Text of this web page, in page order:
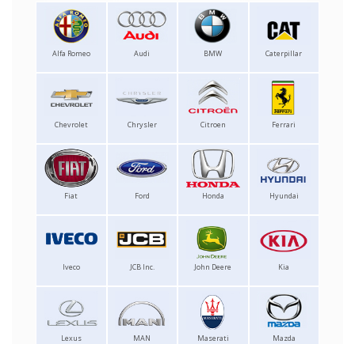
Alfa Romeo Audi BMW Caterpillar
Chevrolet Chrysler Citroen Ferrari
Fiat Ford Honda Hyundai
Iveco JCB Inc. John Deere Kia
Lexus MAN Maserati Mazda